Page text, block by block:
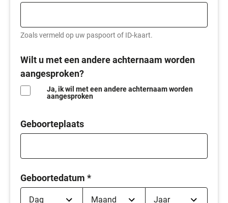
Zoals vermeld op uw paspoort of ID-kaart.
Wilt u met een andere achternaam worden
aangesproken?
Ja, ik wil met een andere achternaam worden
aangesproken
Geboorteplaats
Geboortedatum *